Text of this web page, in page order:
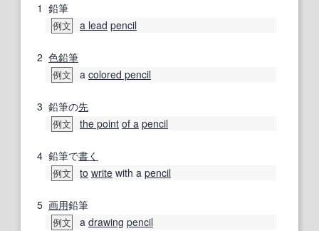
1 鉛筆
例文 a lead pencil
2 色鉛筆
例文 a colored pencil
3 鉛筆の先
例文 the point of a pencil
4 鉛筆で書く
例文 to write with a pencil
5 画用鉛筆
例文 a drawing pencil